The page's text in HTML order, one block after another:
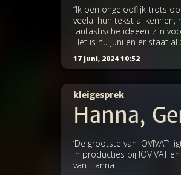
“Ik ben ongelooflijk trots
veelal hun tekst al
fantastische ideeën zijn
Het is nu juni en er staat al
17 juni, 2024 10:52
kleigesprek
Hanna,
‘De grootste van
in producties bij IOVIVAT
van Hanna.